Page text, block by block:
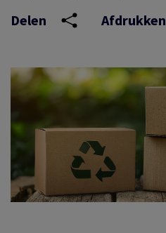
Delen
Afdrukken